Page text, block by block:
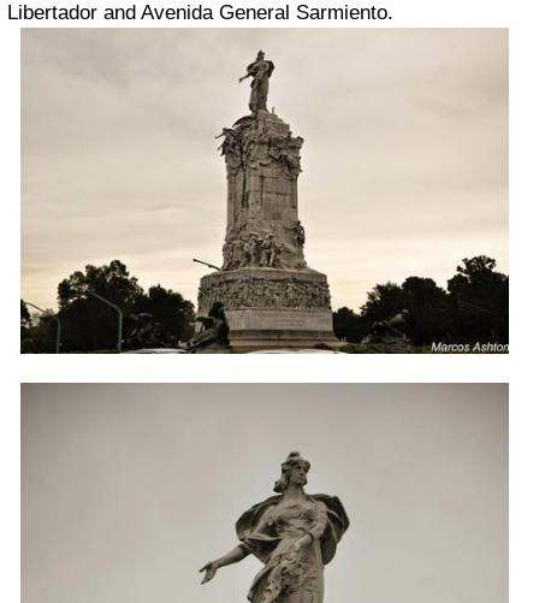
Libertador and Avenida General Sarmiento.